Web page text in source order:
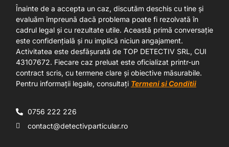
Înainte de a accepta un caz, discutăm deschis cu tine și
evaluăm împreună dacă problema poate fi rezolvată în
cadrul legal și cu rezultate utile. Această primă conversație
este confidențială și nu implică niciun angajament.
Activitatea este desfășurată de TOP DETECTIV SRL, CUI
43107672. Fiecare caz preluat este oficializat printr-un
contract scris, cu termene clare și obiective măsurabile.
Pentru informații legale, consultați Termeni si Conditii
0756 222 226
contact@detectivparticular.ro